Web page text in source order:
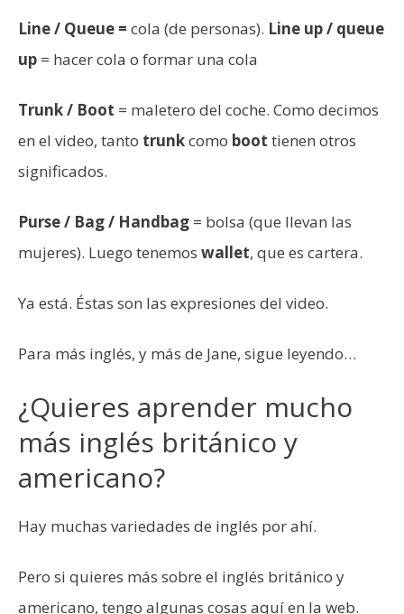
Line / Queue = cola (de personas). Line up / queue
up = hacer cola o formar una cola
Trunk / Boot = maletero del coche. Como decimos
en el video, tanto trunkcomo boot tienen otros
significados.
Purse / Bag / Handbag = bolsa (que llevan las
mujeres). Luego tenemos wallet, que es cartera.
Ya está. Éstas son las expresiones del video.
Para más inglés, y más de Jane, sigue leyendo…
¿Quieres aprender mucho
más inglés británico y
americano?
Hay muchas variedades de inglés por ahí.
Pero si quieres más sobre el inglés británico y
americano, tengo algunas cosas aquí en la web.